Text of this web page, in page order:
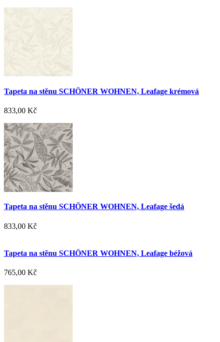
Tapeta na stěnu SCHÖNER WOHNEN, Leafage krémová
833,00 Kč
Tapeta na stěnu SCHÖNER WOHNEN, Leafage šedá
833,00 Kč
Tapeta na stěnu SCHÖNER WOHNEN, Leafage béžová
765,00 Kč